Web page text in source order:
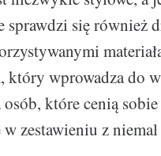
się również
który wprowadza do
które cenią
w zestawieniu z